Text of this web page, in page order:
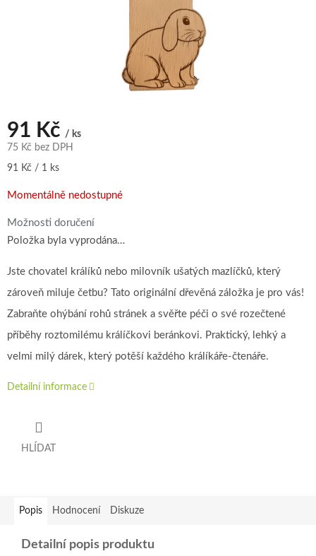
91 Kč / ks
75 Kč bez DPH
Měrná
91 Kč / 1 ks
Momentálně nedostupné
Možnosti doručení
Položka byla vyprodána…
Jste chovatel králíků nebo milovník ušatých mazlíčků, který
zároveň miluje četbu? Tato originální dřevěná záložka je pro vás!
Zabraňte ohýbání rohů stránek a svěřte péči o své rozečtené
příběhy roztomilému králíčkovi beránkovi. Praktický, lehký a
velmi milý dárek, který potěší každého králíkáře-čtenáře.
Detailní informace
HLÍDAT
Popis Hodnocení Diskuze
Detailní popis produktu